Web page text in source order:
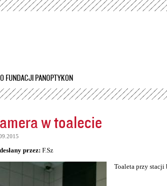
Przejdź
O FUNDACJI PANOPTYKON
w toalecie
przez: F.Sz
Toaleta przy stacji